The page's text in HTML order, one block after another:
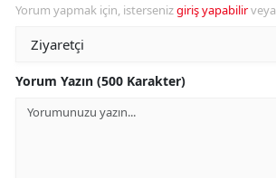
Yorum yapmak için, istersenizgiriş yapabilirveya
Yorum Yazın (500 Karakter)